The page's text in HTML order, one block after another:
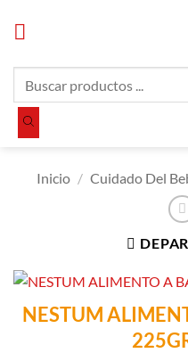
productos
Inicio / Cuidado Del
NESTUM